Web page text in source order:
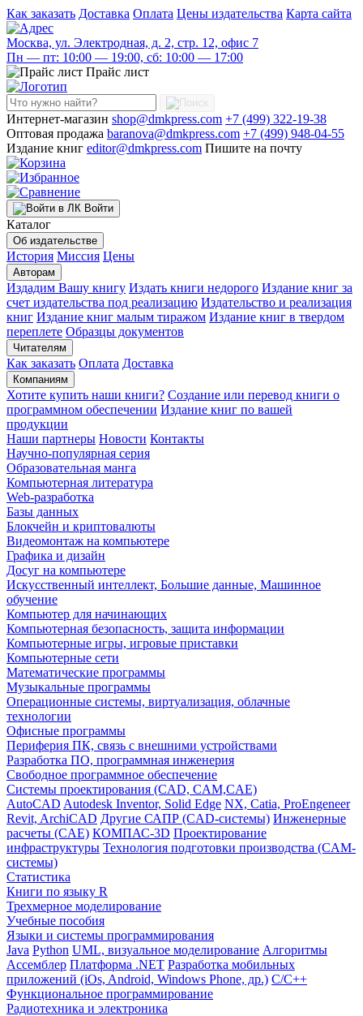
Как заказать Доставка Оплата Цены издательства Карта сайта
Москва, ул. Электродная, д. 2, стр. 12, офис 7
Пн — пт: 10:00 — 19:00, сб: 10:00 — 17:00
Прайс лист
Интернет-магазин shop@dmkpress.com +7 (499) 322-19-38
Оптовая продажа baranova@dmkpress.com +7 (499) 948-04-55
Издание книг editor@dmkpress.com Пишите на почту
Войти
Каталог
Об издательстве
История Миссия Цены
Авторам
Издадим Вашу книгу Издать книги недорого Издание книг за
счет издательства под реализацию Издательство и реализация
книг Издание книг малым тиражом Издание книг в твердом
переплете Образцы документов
Читателям
Как заказать Оплата Доставка
Компаниям
Хотите купить наши книги? Создание или перевод книги о
программном обеспечении Издание книг по вашей
продукции
Наши партнеры Новости Контакты
Научно-популярная серия
Образовательная манга
Компьютерная литература
Web-разработка
Базы данных
Блокчейн и криптовалюты
Видеомонтаж на компьютере
Графика и дизайн
Досуг на компьютере
Искусственный интеллект, Большие данные, Машинное
обучение
Компьютер для начинающих
Компьютерная безопасность, защита информации
Компьютерные игры, игровые приставки
Компьютерные сети
Математические программы
Музыкальные программы
Операционные системы, виртуализация, облачные
технологии
Офисные программы
Периферия ПК, связь с внешними устройствами
Разработка ПО, программная инженерия
Свободное программное обеспечение
Системы проектирования (CAD, CAM,CAE)
AutoCAD Autodesk Inventor, Solid Edge NX, Catia, ProEngeneer
Revit, ArchiCAD Другие САПР (CAD-системы) Инженерные
расчеты (CAE) КОМПАС-3D Проектирование
инфраструктуры Технология подготовки производства (CAM-
системы)
Статистика
Книги по языку R
Трехмерное моделирование
Учебные пособия
Языки и системы программирования
Java Python UML, визуальное моделирование Алгоритмы
Ассемблер Платформа .NET Разработка мобильных
приложений (iOs, Android, Windows Phone, др.) С/С++
Функциональное программирование
Радиотехника и электроника